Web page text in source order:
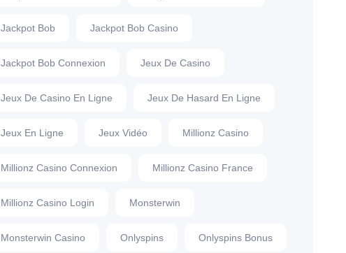
Jackpot Bob Jackpot Bob Casino
Jackpot Bob Connexion Jeux De Casino
Jeux De Casino En Ligne Jeux De Hasard En Ligne
Jeux En Ligne Jeux Vidéo Millionz Casino
Millionz Casino Connexion Millionz Casino France
Millionz Casino Login Monsterwin
Monsterwin Casino Onlyspins Onlyspins Bonus